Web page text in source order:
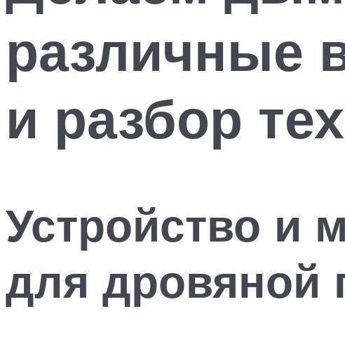
различные
и разбор
Устройство и
для дровяной